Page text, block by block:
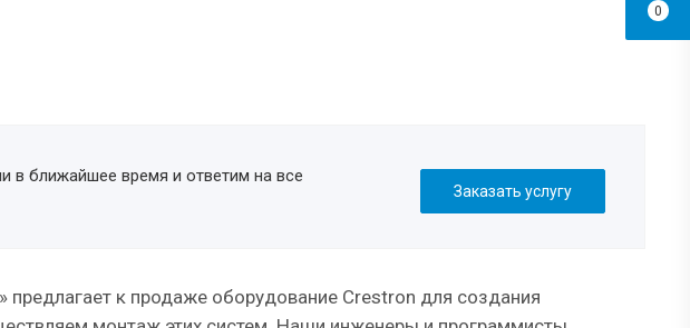
в ближайшее время и ответим на все
Заказать услугу
к продаже оборудование Crestron для создания
0